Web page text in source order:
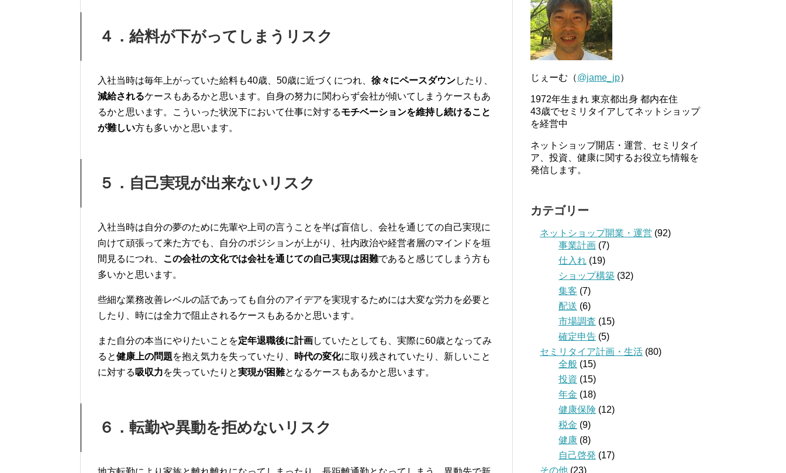
４．給料が下がってしまうリスク
入社当時は毎年上がっていた給料も40歳、 50歳に近づくにつれ、 徐々にペースダウンしたり、
減給されるケースもあるかと思います。
自身の努力に関わらず会社が傾いてしまうケースもあ
るかと思いま す。 こういった状況下において仕事に対するモチベーションを維持し続けること
が難しい方も多いかと思います。
５．自己実現が出来ないリスク
入社当時は自分の夢のために先輩や上司の言うことを半ば盲信し、 会社を通じての自己実現に
向けて頑張って来た方でも、
自分のポジションが上がり、 社内政治や経営者層のマインドを垣
間見るにつれ、 この会社の文化では会社を通じての自己実現は困難であると感じてしまう方も
多いかと思います。
些細な業務改善レベルの話であっても自分のアイデアを実現するためには大変な労力を必要と
したり、時には全力で阻止されるケースもあるかと思います。
また自分の本当にやりたいことを定年退職後に計画していたとしても、 実際に60歳となってみ
ると健康上の問題を抱え気力を失っていたり、 時代の変化に取り残されていたり、 新しいこと
に対する 吸収力を失っていたりと実現が困難となるケースもあるかと思います。
６．転勤や異動を拒めないリスク
じぇーむ（@jame_jp）
1972年生まれ 東京都出身 都内在住
43歳でセミリタイアしてネットショップ
を経営中
ネットショップ開店・運営、セミリタイ
ア、投資、健康に関するお役立ち情報を
発信します。
カテゴリー
ネットショップ開業・運営 (92)
事業計画 (7)
仕入れ (19)
ショップ構築 (32)
集客 (7)
配送 (6)
市場調査 (15)
確定申告 (5)
セミリタイア計画・生活 (80)
全般 (15)
投資 (15)
年金 (18)
健康保険 (12)
税金 (9)
健康 (8)
自己啓発 (17)
その他 (23)